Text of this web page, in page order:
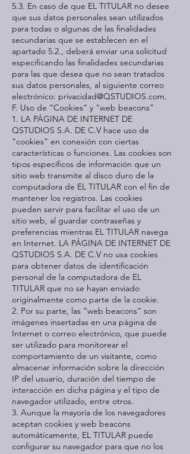
5.3. En caso de que EL TITULAR no desee
que sus datos personales sean utilizados
para todas o algunas de las finalidades
secundarias que se establecen en el
apartado 5.2., deberá enviar una solicitud
especificando las finalidades secundarias
para las que desea que no sean tratados
sus datos personales, al siguiente correo
electrónico: privacidad@QSTUDIOS.com.
F. Uso de “Cookies” y “web beacons”
1. LA PÁGINA DE INTERNET DE
QSTUDIOS S.A. DE C.V hace uso de
“cookies” en conexión con ciertas
características o funciones. Las cookies son
tipos específicos de información que un
sitio web transmite al disco duro de la
computadora de EL TITULAR con el fin de
mantener los registros. Las cookies
pueden servir para facilitar el uso de un
sitio web, al guardar contraseñas y
preferencias mientras EL TITULAR navega
en Internet. LA PÁGINA DE INTERNET DE
QSTUDIOS S.A. DE C.V no usa cookies
para obtener datos de identificación
personal de la computadora de EL
TITULAR que no se hayan enviado
originalmente como parte de la cookie.
2. Por su parte, las “web beacons” son
imágenes insertadas en una página de
Internet o correo electrónico, que puede
ser utilizado para monitorear el
comportamiento de un visitante, como
almacenar información sobre la dirección
IP del usuario, duración del tiempo de
interacción en dicha página y el tipo de
navegador utilizado, entre otros.
3. Aunque la mayoría de los navegadores
aceptan cookies y web beacons
automáticamente, EL TITULAR puede
configurar su navegador para que no los